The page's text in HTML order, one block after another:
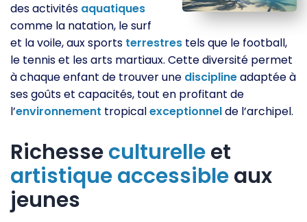
des activités aquatiques
comme la natation, le surf
et la voile, aux sports terrestres tels que le football,
le tennis et les arts martiaux. Cette diversité permet
à chaque enfant de trouver une disciplineadaptée à
ses goûts et capacités, tout en profitant de
l’environnement tropicalexceptionnelde l’archipel.
Richesseculturelleet
artistiqueaccessibleaux
jeunes